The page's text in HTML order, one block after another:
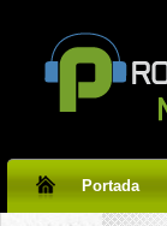
Portada